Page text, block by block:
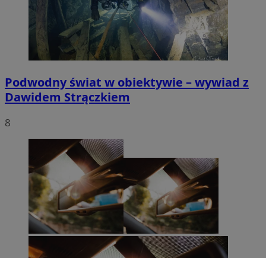
Podwodny świat w obiektywie – wywiad z
Dawidem Strączkiem
8